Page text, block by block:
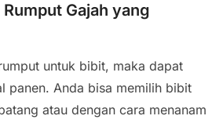
Gajah yang
untuk bibit, maka dapat
panen. Anda bisa memilih bibit
atau dengan cara menanam